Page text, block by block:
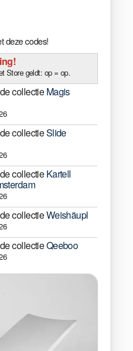
deze codes!
Store geldt: op = op.
collectieMagis
collectieSlide
collectieKartell
collectieWeishäupl
collectieQeeboo